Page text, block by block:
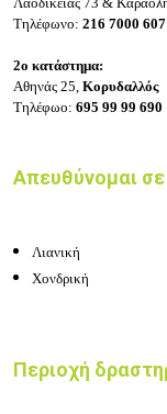
Τηλέφωνο: 216 7000 607
2ο κατάστημα:
Αθηνάς 25, Κορυδαλλός
Τηλέφωο: 695 99 99 690
Απευθύνομαι σε
Λιανική
Χονδρική
Περιοχή